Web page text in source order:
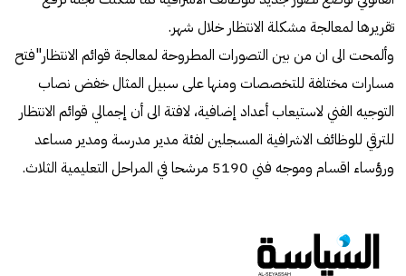
تقريرها لمعالجة مشكلة الانتظار خلال شهر.
وألمحت الى ان من بين التصورات المطروحة لمعالجة قوائم الانتظار"فتح
مسارات مختلفة للتخصصات ومنها على سبيل المثال خفض نصاب
التوجيه الفني لاستيعاب أعداد إضافية، لافتة الى أن إجمالي قوائم الانتظار
للترقي للوظائف الاشرافية المسجلين لفئة مدير مدرسة ومدير مساعد
ورؤساء اقسام وموجه فني 5190 مرشحا في المراحل التعليمية الثلاث.